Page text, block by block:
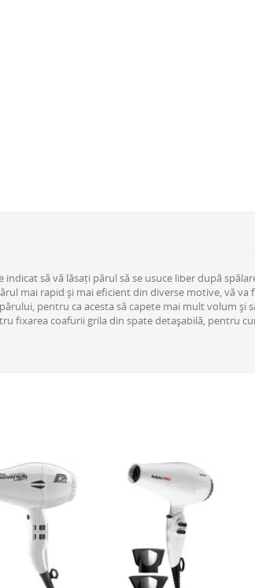
să vă lăsați părul să se usuce liber după
mai rapid și mai eficient din diverse motive, vă
pentru ca acesta să capete mai mult volum
fixarea coafurii grila din spate detașabilă, pentru